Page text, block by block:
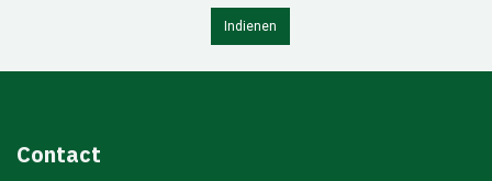
Indienen
Contact